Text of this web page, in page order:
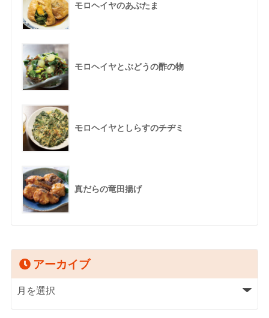
モロヘイヤのあぶたま
モロヘイヤとぶどうの酢の物
モロヘイヤとしらすのチヂミ
真だらの竜田揚げ
アーカイブ